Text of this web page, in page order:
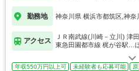
勤務地 神奈川県 横浜市都筑区,神奈
アクセス
ＪＲ南武線(川崎－立川) 津
東急田園都市線 梶が谷駅…
年収550万円以上可 未経験者も応募可能